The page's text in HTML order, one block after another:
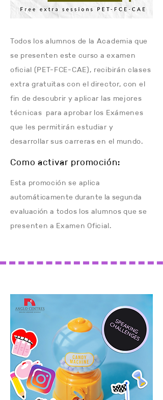
Todos los alumnos de la Academia que
se presenten este curso a examen
oficial (PET-FCE-CAE), recibirán clases
extra gratuitas con el director, con el
fin de descubrir y aplicar las mejores
técnicas para aprobar los Exámenes
que les permitirán estudiar y
desarrollar sus carreras en el mundo.
Como activar promoción:
Esta promoción se aplica
automáticamente durante la segunda
evaluación a todos los alumnos que se
presenten a Examen Oficial.